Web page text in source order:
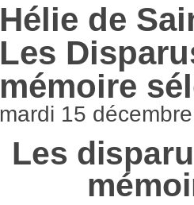
Hélie de
Les
mémoire
mardi 15
Les